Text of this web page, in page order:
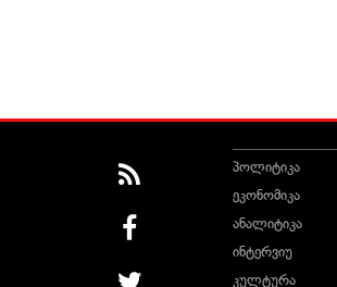
პოლიტიკა
ეკონომიკა
ანალიტიკა
ინტერვიუ
კულტურა